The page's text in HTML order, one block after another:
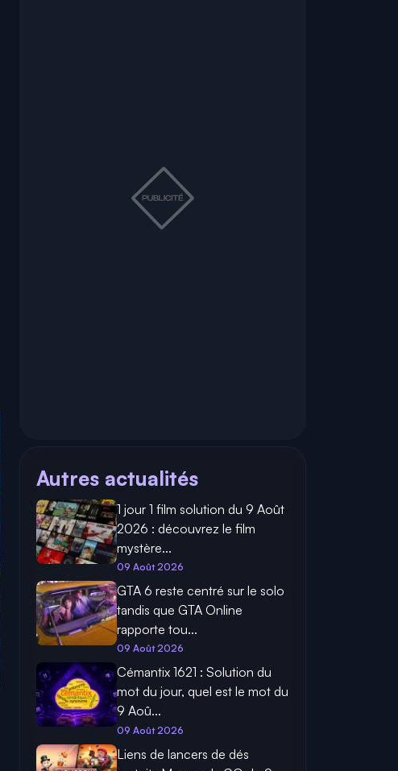
Autres actualités
1 jour 1 film solution du 9 Août
2026 : découvrez le film
mystère...
09 Août 2026
GTA 6 reste centré sur le solo
tandis que GTA Online
rapporte tou...
09 Août 2026
Cémantix 1621 : Solution du
mot du jour, quel est le mot du
9 Aoû...
09 Août 2026
Liens de lancers de dés